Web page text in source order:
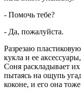
- Помочь тебе?
- Да, пожалуйста.
Разрезаю
кукла и ее
Соня раскладывает их
пытаясь на ощупь
коконе, и его она